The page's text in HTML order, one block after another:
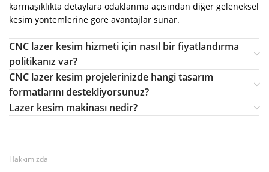
karmaşıklıkta detaylara odaklanma açısından diğer geleneksel
kesim yöntemlerine göre avantajlar sunar.
CNC lazer kesim hizmeti için nasıl bir fiyatlandırma
politikanız var?
CNC lazer kesim projelerinizde hangi tasarım
formatlarını destekliyorsunuz?
Lazer kesim makinası nedir?
Hakkımızda